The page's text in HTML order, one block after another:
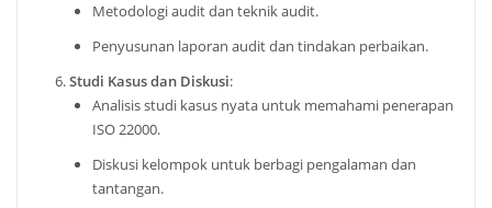
Metodologi audit dan teknik audit.
Penyusunan laporan audit dan tindakan perbaikan.
Studi Kasus dan Diskusi:
Analisis studi kasus nyata untuk memahami penerapan
ISO 22000.
Diskusi kelompok untuk berbagi pengalaman dan
tantangan.